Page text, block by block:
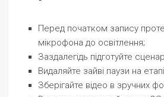
Перед початком запису
мікрофона до освітлення;
Заздалегідь підготуйте
Видаляйте зайві паузи на
Зберігайте відео в зручних